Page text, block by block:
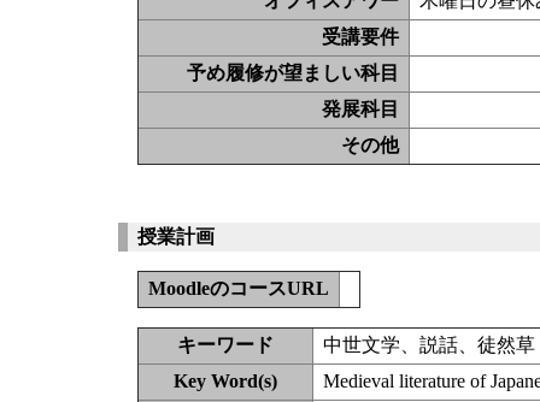
受講要件
予め履修が望ましい科目
発展科目
その他
授業計画
MoodleのコースURL
キーワード
中世文学、説話、徒然草
Key Word(s)
Medieval literature of